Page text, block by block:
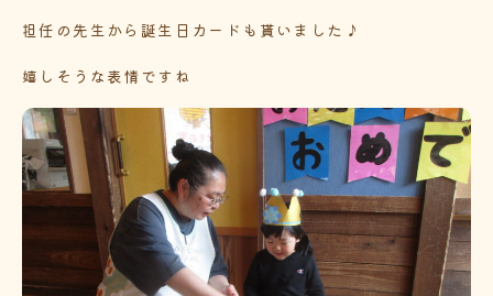
担任の先生から誕生日カードも貰いました♪
嬉しそうな表情ですね